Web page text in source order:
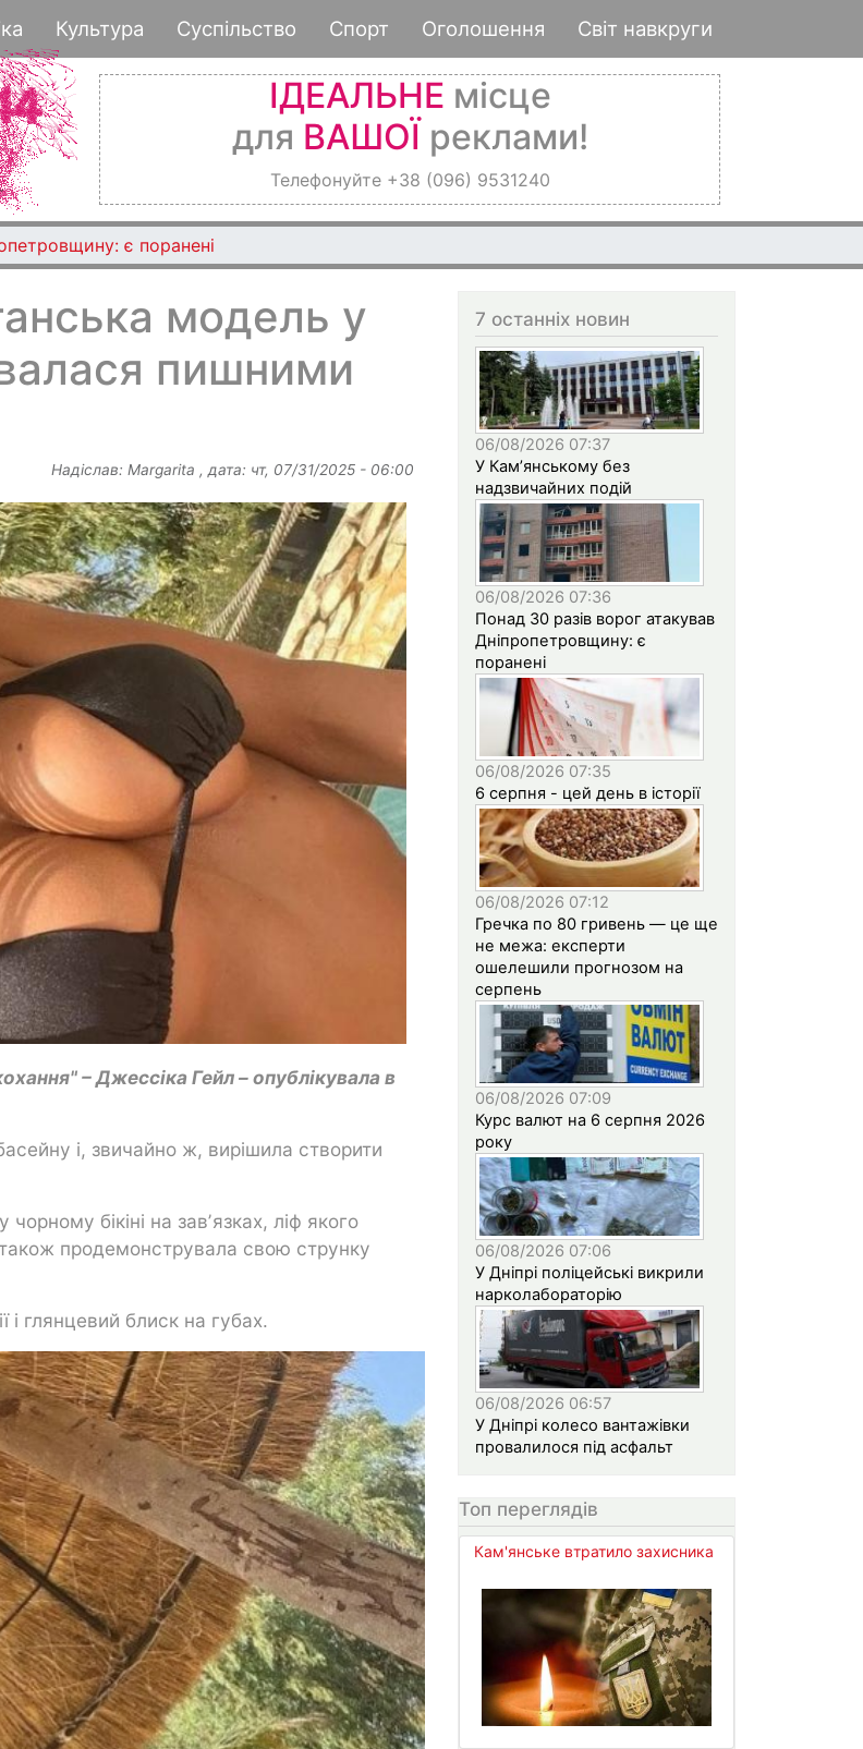
до
основного
Культура Суспільство Спорт Оголошення Світ навкруги
ІДЕАЛЬНЕ місце
для ВАШОЇ реклами!
Телефонуйте +38 (096) 9531240
модель у
пишними
Надіслав: Margarita , дата: чт, 07/31/2025 - 06:00
– Джессіка Гейл – опублікувала в
і, звичайно ж, вирішила створити
бікіні на завʼязках, ліф якого
також продемонструвала свою струнку
і глянцевий блиск на губах.
7 останніх новин
06/08/2026 07:37
У Кам’янському без
надзвичайних подій
06/08/2026 07:36
Понад 30 разів ворог атакував
Дніпропетровщину: є
поранені
06/08/2026 07:35
6 серпня - цей день в історії
06/08/2026 07:12
Гречка по 80 гривень — це ще
не межа: експерти
ошелешили прогнозом на
серпень
06/08/2026 07:09
Курс валют на 6 серпня 2026
року
06/08/2026 07:06
У Дніпрі поліцейські викрили
нарколабораторію
06/08/2026 06:57
У Дніпрі колесо вантажівки
провалилося під асфальт
Топ переглядів
Кам'янське втратило захисника